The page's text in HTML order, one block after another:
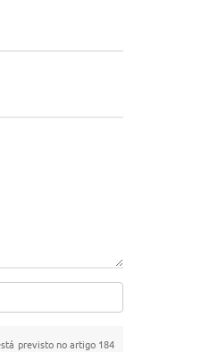
previsto no artigo 184